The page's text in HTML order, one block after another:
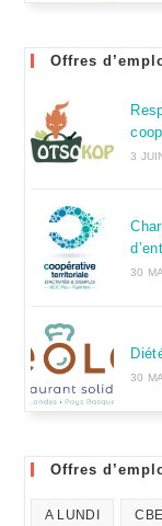
Offres
3
30
30
Offres
A LUNDI